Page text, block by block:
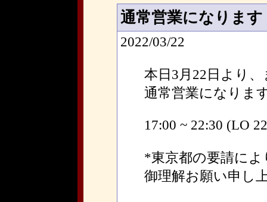
通常営業になります
2022/03/22
本日3月22日より
通常営業になりま
17:00 ~ 22:30 (LO
*東京都の要請に
御理解お願い申し